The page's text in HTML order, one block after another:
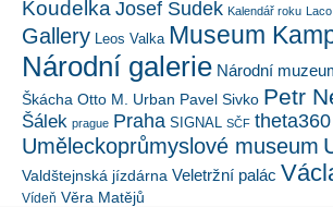
Koudelka Josef Sudek Kalendář roku
Gallery
Leos Valka Museum
Národní galerie Národní
Škácha Otto M. Urban Pavel Sivko Petr
Šálek prague Praha SIGNAL SČF theta360
Uměleckoprůmyslové museum
Valdštejnská jízdárna Veletržní palác
Vídeň Věra Matějů